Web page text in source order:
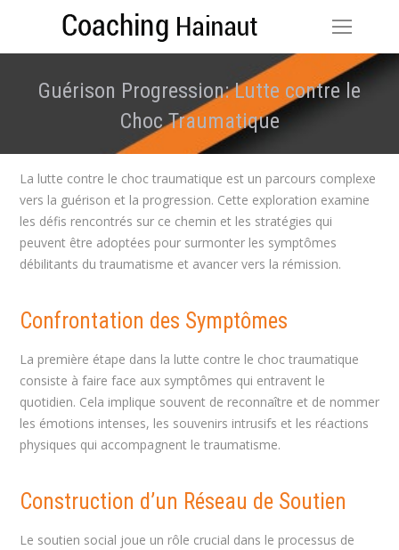
Guérison Progression: Lutte contre le
Choc Traumatique
Vous êtes ici :
La lutte contre le choc traumatique est un parcours complexe
vers la guérison et la progression. Cette exploration examine
les défis rencontrés sur ce chemin et les stratégies qui
peuvent être adoptées pour surmonter les symptômes
débilitants du traumatisme et avancer vers la rémission.
Confrontation des Symptômes
La première étape dans la lutte contre le choc traumatique
consiste à faire face aux symptômes qui entravent le
quotidien. Cela implique souvent de reconnaître et de nommer
les émotions intenses, les souvenirs intrusifs et les réactions
physiques qui accompagnent le traumatisme.
Construction d’un Réseau de Soutien
Le soutien social joue un rôle crucial dans le processus de